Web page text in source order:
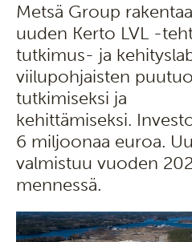
Metsä Group
uuden Kerto LVL -
tutkimus- ja
viilupohjaisten
tutkimiseksi ja
kehittämiseksi.
6 miljoonaa euroa.
valmistuu vuoden
mennessä.